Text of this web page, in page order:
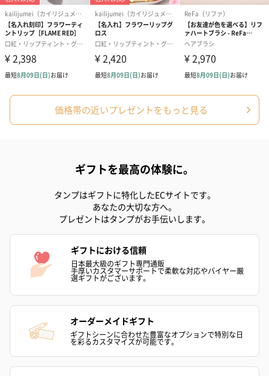
ハンドタオル・ハンカチ
ハンドタオル・ハンカチを同梱してお届けいたします。ギフトへ
の＋αにおすすめです。
花束ハンドタオル（ピ
花束ハンドタオル（ブ
ルー）（1,760円）
キャンドル・お香
キャンドル・お香を同梱してお届けいたします。
価格帯の近いプレゼントをもっと見る
ギフトを最高の体験に。
タンプはギフトに特化したECサイトです。
あなたの大切な方へ。
プレゼントはタンプがお手伝いします。
ギフトにおける信頼
日本最大級のギフト専門通販
手厚いカスタマーサポートで柔軟な対応やバイヤー厳
選ギフトがございます。
オーダーメイドギフト
ギフトシーンに合わせた豊富なオプションで特別な日
を彩るカスタマイズが可能です。